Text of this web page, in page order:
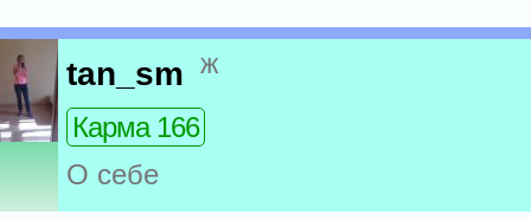
tan_sm ж
Карма 166
О себе